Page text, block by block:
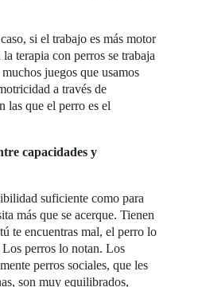
si el trabajo es más motor
terapia con perros se trabaja
juegos que usamos
a través de
las que el perro es el
capacidades y
suficiente como para
más que se acerque. Tienen
te encuentras mal, el perro lo
perros lo notan. Los
perros sociales, que les
son muy equilibrados,